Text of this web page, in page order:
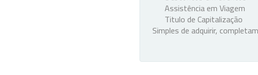
Assistência em Viagem
Titulo de Capitalização
Simples de adquirir,